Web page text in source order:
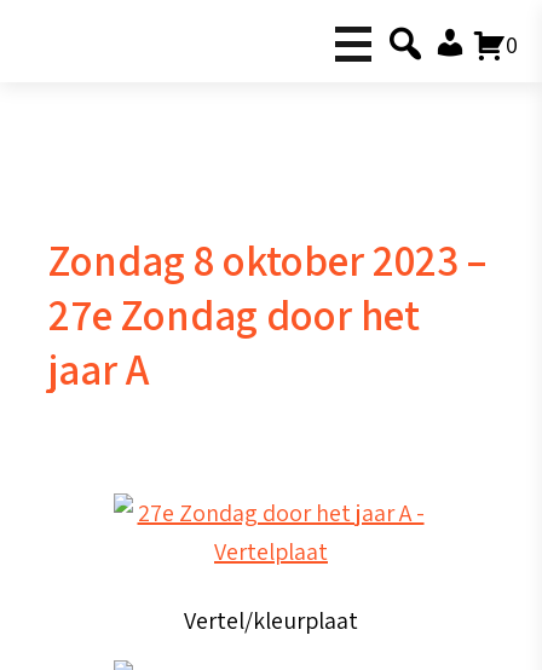
0
Zondag 8 oktober 2023 –
27e Zondag door het
jaar A
Vertel/kleurplaat